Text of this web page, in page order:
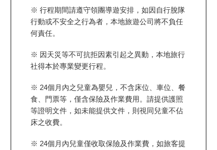
※ 行程期間請遵守領團導遊安排，如因自行脫隊
行動或不安全之行為者，本地旅遊公司將不負任
何責任。
※ 因天災等不可抗拒因素引起之異動，本地旅行
社得本於專業變更行程。
※ 24個月內之兒童為嬰兒，不含床位、車位、餐
食、門票等，僅含保險及作業費用。請提供護照
等證明文件，如未能提供文件，則視同兒童不佔
床之收費。
※ 24個月內兒童僅收取保險及作業費，如旅客提